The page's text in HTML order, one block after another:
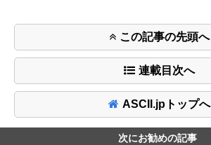
この記事の先頭へ
連載目次へ
ASCII.jpトップへ
次にお勧めの記事